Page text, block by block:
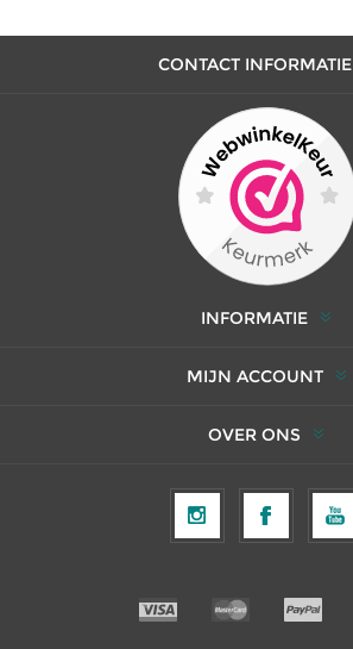
CONTACT INFORMATIE
INFORMATIE
MIJN ACCOUNT
OVER ONS